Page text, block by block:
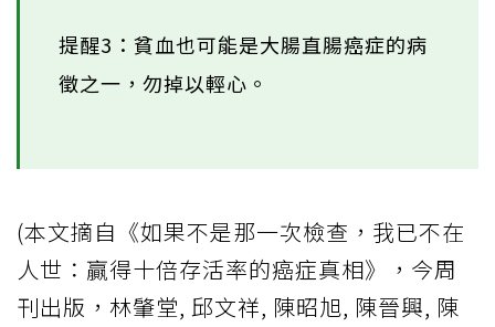
提醒3：貧血也可能是大腸直腸癌症的病
徵之一，勿掉以輕心。
(本文摘自《如果不是那一次檢查，我已不在
人世：贏得十倍存活率的癌症真相》，今周
刊出版，林肇堂, 邱文祥, 陳昭旭, 陳晉興, 陳